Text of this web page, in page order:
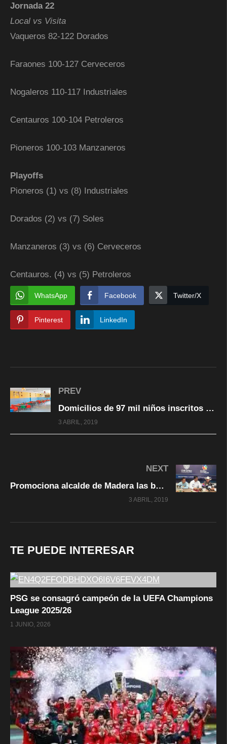
Jornada 22
Local vs Visita
Vaqueros 82-122 Dorados
Faraones 100-127 Cerveceros
Nogaleros 110-117 Industriales
Centauros 100-104 Petroleros
Pioneros 100-103 Manzaneros
Playoffs
Pioneros (1) vs (8) Industriales
Dorados (2) vs (7) Soles
Manzaneros (3) vs (6) Cerveceros
Centauros. (4) vs (5) Petroleros
WhatsApp Facebook Twitter/X
Pinterest LinkedIn
PREV
Domicilios de 97 mil niños inscritos en estancias infantiles no existen: López Obrador
3 ABRIL, 2019
NEXT
Promociona alcalde de Madera las bellezas naturales, la gastronomía y cultura de su municipio
3 ABRIL, 2019
TE PUEDE INTERESAR
PSG se consagró campeón de la UEFA Champions
League 2025/26
1 JUNIO, 2026